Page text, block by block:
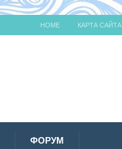
HOME КАРТА САЙТА
ФОРУМ